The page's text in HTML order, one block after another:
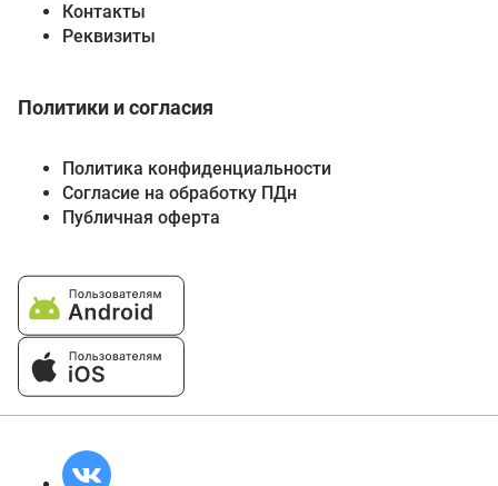
Контакты
Реквизиты
Политики и согласия
Политика конфиденциальности
Согласие на обработку ПДн
Публичная оферта